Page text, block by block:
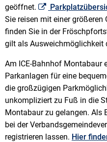
geöffnet.
Sie reisen mit einer
finden Sie in der
gilt als Ausweichmöglichkeit
Am ICE-Bahnhof Montabaur
Parkanlagen für eine
die großzügigen
unkompliziert zu Fuß in die
Montabaur zu gelangen. Als
bei der
registrieren lassen. Hier